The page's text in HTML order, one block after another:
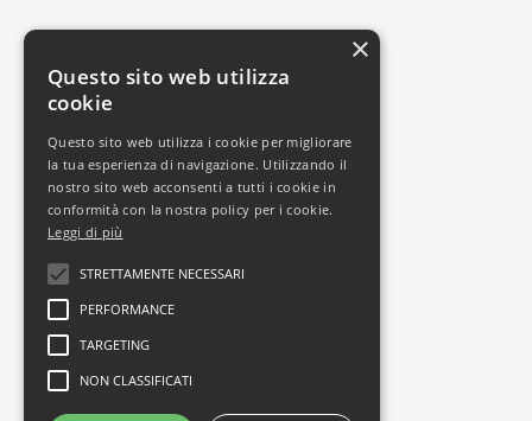
×
Questo sito web utilizza
cookie
Questo sito web utilizza i cookie per migliorare
la tua esperienza di navigazione. Utilizzando il
nostro sito web acconsenti a tutti i cookie in
conformità con la nostra policy per i cookie.
Leggi di più
STRETTAMENTE NECESSARI
PERFORMANCE
TARGETING
NON CLASSIFICATI